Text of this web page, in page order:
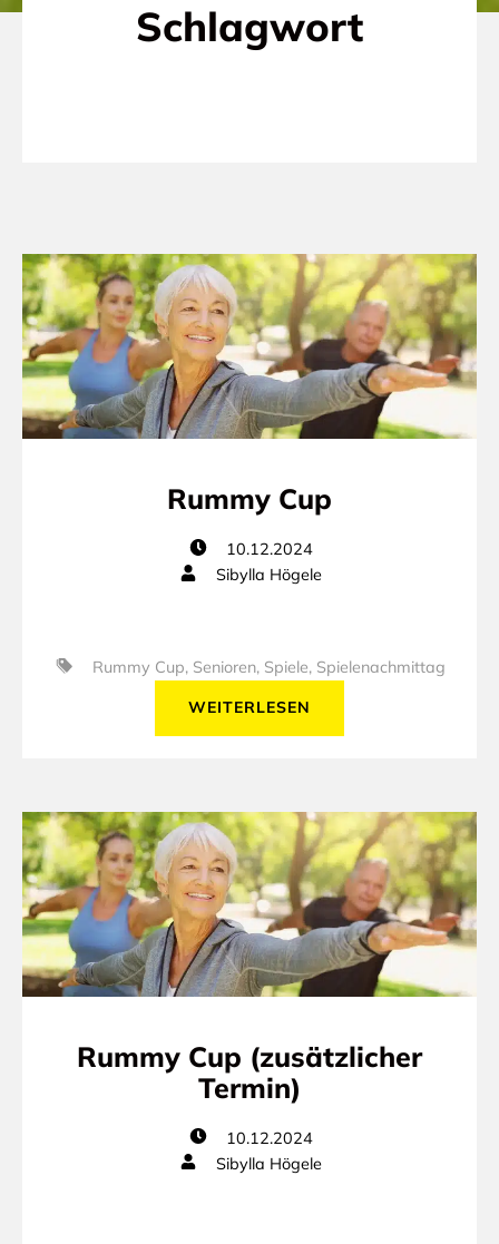
Schlagwort
Rummy Cup
10.12.2024
Sibylla Högele
Rummy Cup, Senioren, Spiele, Spielenachmittag
WEITERLESEN
Rummy Cup (zusätzlicher
Termin)
10.12.2024
Sibylla Högele